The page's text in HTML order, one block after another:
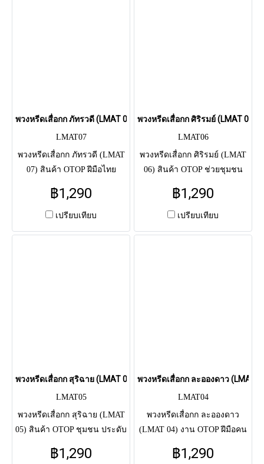
พวงหรีดเสื่อกก ภัทรวดี (LMAT 07)
LMAT07
พวงหรีดเสื่อกก ภัทรวดี (LMAT
07) สินค้า OTOP ฝีมือไทย
เหลือง สวยเด่น เป็นเอกลักษณ์
สื่อถึงความรุ่งโรจน์ในอีกภพภูมิ
฿1,290
เปรียบเทียบ
พวงหรีดเสื่อกก ศิริรมย์ (LMAT 06)
LMAT06
พวงหรีดเสื่อกก ศิริรมย์ (LMAT
06) สินค้า OTOP ช่วยชุมชน
เขียว-ขาว เน้นความเป็น
ธรรมชาติ สบายตา สื่อถึงความ
฿1,290
เปรียบเทียบ
พวงหรีดเสื่อกก สุริฉาย (LMAT 05)
LMAT05
พวงหรีดเสื่อกก สุริฉาย (LMAT
05) สินค้า OTOP ชุมชน ประดับ
ขาว สว่างไสว สื่อถึงแสงธรรม
฿1,290
พวงหรีดเสื่อกก ละอองดาว (LMAT
LMAT04
พวงหรีดเสื่อกก ละอองดาว
(LMAT 04) งาน OTOP ฝีมือคน
พาสเทล (ฟ้า-ชมพู) หวานละมุน
฿1,290